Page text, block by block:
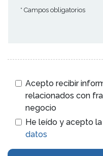
* Campos obligatorios
Acepto recibir
relacionados con
negocio
He leído y acepto la
datos